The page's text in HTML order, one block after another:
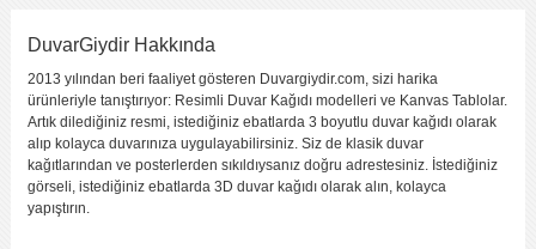
Yorumu Gönder
DuvarGiydir Hakkında
2013 yılından beri faaliyet gösteren Duvargiydir.com, sizi harika
ürünleriyle tanıştırıyor: Resimli Duvar Kağıdı modelleri ve Kanvas Tablolar.
Artık dilediğiniz resmi, istediğiniz ebatlarda 3 boyutlu duvar kağıdı olarak
alıp kolayca duvarınıza uygulayabilirsiniz. Siz de klasik duvar
kağıtlarından ve posterlerden sıkıldıysanız doğru adrestesiniz. İstediğiniz
görseli, istediğiniz ebatlarda 3D duvar kağıdı olarak alın, kolayca
yapıştırın.